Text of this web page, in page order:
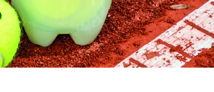
HERNANDEZ GONZALEZ ,
O. 22